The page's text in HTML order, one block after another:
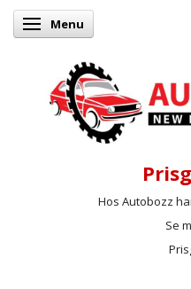
Skifte navigation
Menu
Hos Autobozz
Se